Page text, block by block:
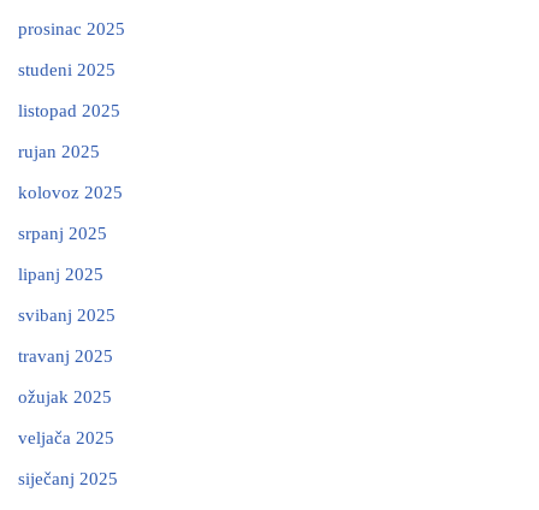
prosinac 2025
studeni 2025
listopad 2025
rujan 2025
kolovoz 2025
srpanj 2025
lipanj 2025
svibanj 2025
travanj 2025
ožujak 2025
veljača 2025
siječanj 2025